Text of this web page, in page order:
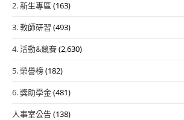
2. 新生專區 (163)
3. 教師研習 (493)
4. 活動&競賽(2,630)
5. 榮譽榜(182)
6. 獎助學金(481)
人事室公告(138)